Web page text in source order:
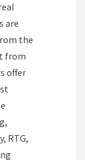
are
the
from
offer
RTG,